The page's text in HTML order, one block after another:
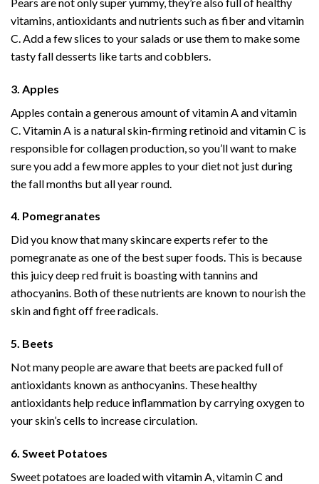
vitamins, antioxidants and nutrients such as fiber and vitamin
C. Add a few slices to your salads or use them to make some
tasty fall desserts like tarts and cobblers.
3. Apples
Apples contain a generous amount of vitamin A and vitamin
C. Vitamin A is a natural skin-firming retinoid and vitamin C is
responsible for collagen production, so you’ll want to make
sure you add a few more apples to your diet not just during
the fall months but all year round.
4. Pomegranates
Did you know that many skincare experts refer to the
pomegranate as one of the best super foods. This is because
this juicy deep red fruit is boasting with tannins and
athocyanins. Both of these nutrients are known to nourish the
skin and fight off free radicals.
5. Beets
Not many people are aware that beets are packed full of
antioxidants known as anthocyanins. These healthy
antioxidants help reduce inflammation by carrying oxygen to
your skin’s cells to increase circulation.
6. Sweet Potatoes
Sweet potatoes are loaded with vitamin A, vitamin C and